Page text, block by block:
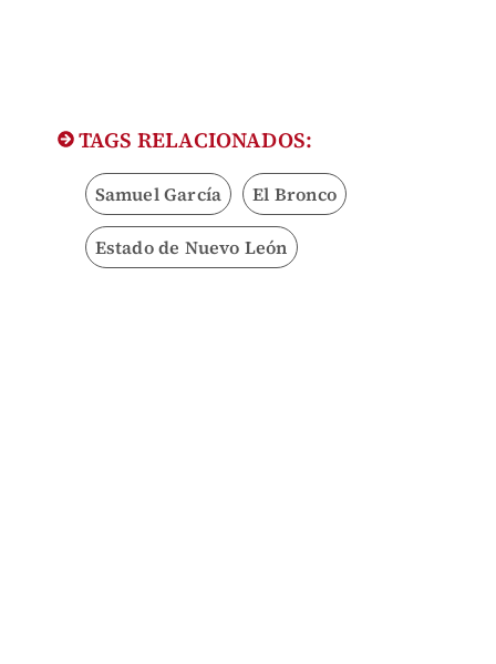
TAGS RELACIONADOS:
Samuel García El Bronco
Estado de Nuevo León